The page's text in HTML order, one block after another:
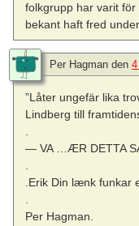
folkgrupp har varit
bekant haft fred
Per Hagman den
”Låter ungefär lika
Lindberg till
.
— VA …ÆR DETTA
.
.Erik Din lænk
.
Per Hagman.